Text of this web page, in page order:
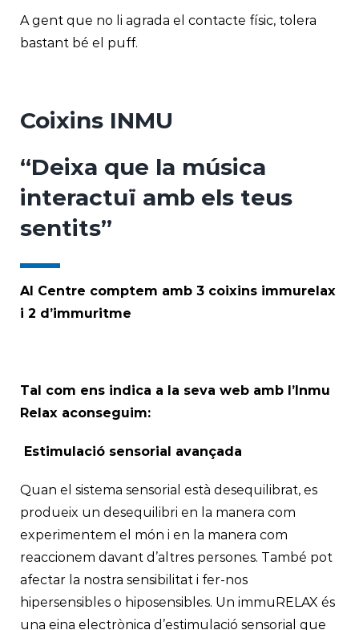
A gent que no li agrada el contacte físic, tolera
bastant bé el puff.
Coixins INMU
“Deixa que la música
interactuï amb els teus
sentits”
Al Centre comptem amb 3 coixins immurelax
i 2 d’immuritme
Tal com ens indica a la seva web amb l’Inmu
Relax aconseguim:
Estimulació sensorial avançada
Quan el sistema sensorial està desequilibrat, es
produeix un desequilibri en la manera com
experimentem el món i en la manera com
reaccionem davant d’altres persones. També pot
afectar la nostra sensibilitat i fer-nos
hipersensibles o hiposensibles. Un immuRELAX és
una eina electrònica d’estimulació sensorial que